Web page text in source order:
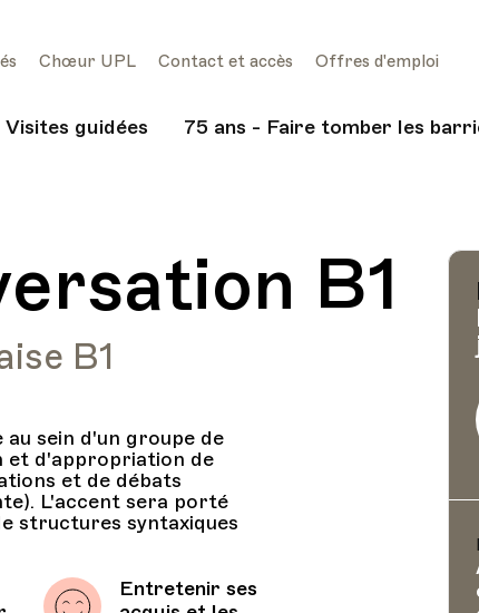
B1
B1
sein d'un groupe de
et d'appropriation de
et de débats
L'accent sera porté
structures syntaxiques
Entretenir ses
Visites guidées 75 ans - Faire tomber les
Chœur UPL Contact et accès Offres d'emploi